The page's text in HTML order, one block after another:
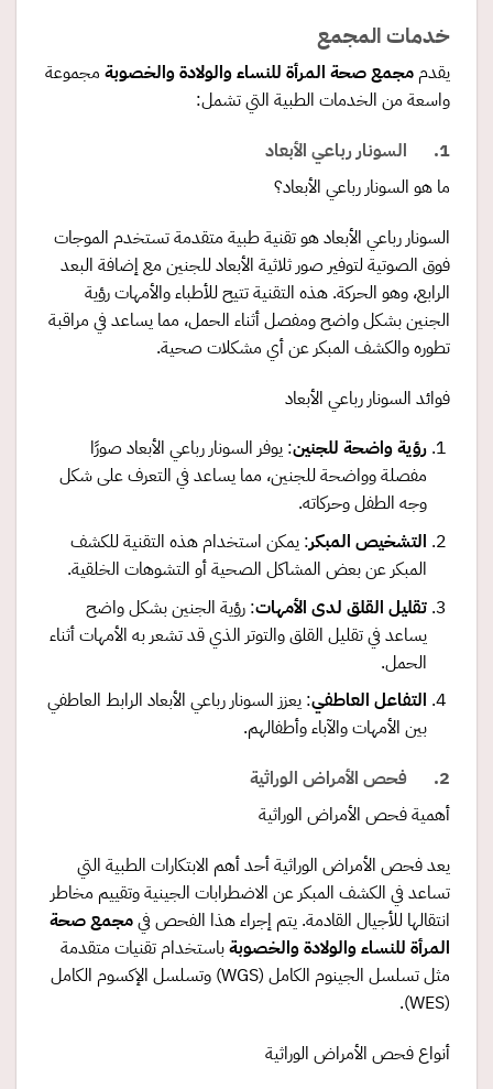
خدمات المجمع
يقدم مجمع صحة المرأة للنساء والولادة والخصوبة مجموعة
واسعة من الخدمات الطبية التي تشمل:
1. السونار رباعي الأبعاد
ما هو السونار رباعي الأبعاد؟
السونار رباعي الأبعاد هو تقنية طبية متقدمة تستخدم الموجات
فوق الصوتية لتوفير صور ثلاثية الأبعاد للجنين مع إضافة البعد
الرابع، وهو الحركة. هذه التقنية تتيح للأطباء والأمهات رؤية
الجنين بشكل واضح ومفصل أثناء الحمل، مما يساعد في مراقبة
تطوره والكشف المبكر عن أي مشكلات صحية.
فوائد السونار رباعي الأبعاد
رؤية واضحة للجنين: يوفر السونار رباعي الأبعاد صورًا
مفصلة وواضحة للجنين، مما يساعد في التعرف على شكل
وجه الطفل وحركاته.
التشخيص المبكر: يمكن استخدام هذه التقنية للكشف
المبكر عن بعض المشاكل الصحية أو التشوهات الخلقية.
تقليل القلق لدى الأمهات: رؤية الجنين بشكل واضح
يساعد في تقليل القلق والتوتر الذي قد تشعر به الأمهات أثناء
الحمل.
التفاعل العاطفي: يعزز السونار رباعي الأبعاد الرابط العاطفي
بين الأمهات والآباء وأطفالهم.
2. فحص الأمراض الوراثية
أهمية فحص الأمراض الوراثية
يعد فحص الأمراض الوراثية أحد أهم الابتكارات الطبية التي
تساعد في الكشف المبكر عن الاضطرابات الجينية وتقييم مخاطر
انتقالها للأجيال القادمة. يتم إجراء هذا الفحص فيمجمع صحة
المرأة للنساء والولادة والخصوبةباستخدام تقنيات متقدمة
مثل تسلسل الجينوم الكامل (WGS) وتسلسل الإكسوم الكامل
(WES).
أنواع فحص الأمراض الوراثية